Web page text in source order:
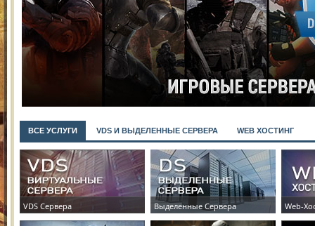
ВСЕ УСЛУГИ VDS И ВЫДЕЛЕННЫЕ СЕРВЕРА WEB ХОСТИНГ
VDS Сервера
ЗАКАЗАТЬ СЕРВЕР
Выделенные Сервера
ЗАКАЗАТЬ СЕРВЕР
Web-